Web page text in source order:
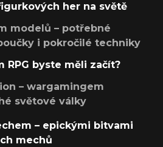
her na světě
modelů – potřebné
i pokročilé techniky
RPG byste měli začít?
– wargamingem
světové války
– epickými bitvami
mechů